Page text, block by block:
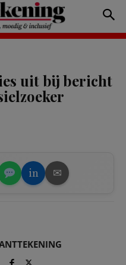
uit bij bericht
in ✉